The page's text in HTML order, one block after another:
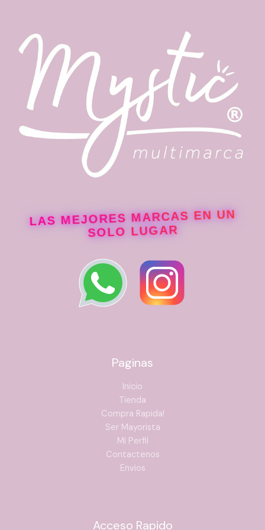
página
de
producto
LAS MEJORES MARCAS EN UN
SOLO LUGAR
Paginas
Inicio
Tienda
Compra Rapida!
Ser Mayorista
Mi Perfil
Contactenos
Envios
Acceso Rapido